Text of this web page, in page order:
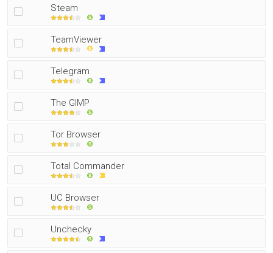
Steam
TeamViewer
Telegram
The GIMP
Tor Browser
Total Commander
UC Browser
Unchecky